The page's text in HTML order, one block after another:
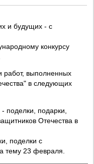
и будущих - с
конкурсу
работ, выполненных
в следующих
- поделки, подарки,
Отечества в
поделки с
тему 23 февраля.